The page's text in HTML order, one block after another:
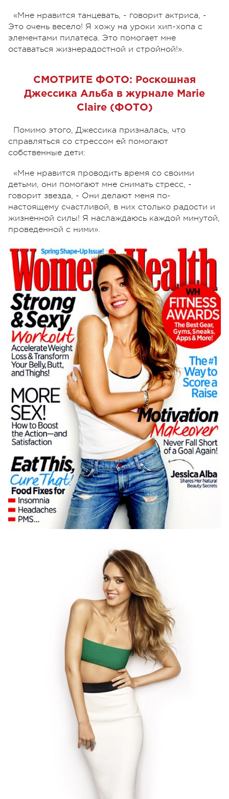
«Мне нравится танцевать, - говорит актриса, -
Это очень весело! Я хожу на уроки хип-хопа с
элементами пилатеса. Это помогает мне
оставаться жизнерадостной и стройной!».
СМОТРИТЕ ФОТО:
Роскошная
Джессика Альба в журнале Marie
Claire (ФОТО)
Помимо этого, Джессика призналась, что
справляться со стрессом ей помогают
собственные дети:
«Мне нравится проводить время со своими
детьми, они помогают мне снимать стресс, -
говорит звезда, - Они делают меня по-
настоящему счастливой, в них столько радости и
жизненной силы! Я наслаждаюсь каждой минутой,
проведенной с ними».